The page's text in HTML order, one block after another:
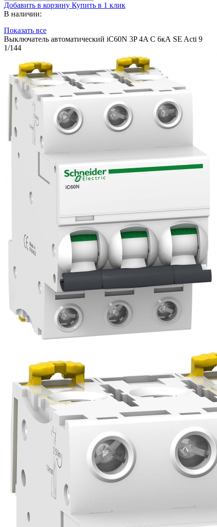
Добавить в корзину Купить в 1 клик
В наличии:
Показать все
Выключатель автоматический iC60N 3P 4A С 6кА SE Acti 9
1/144